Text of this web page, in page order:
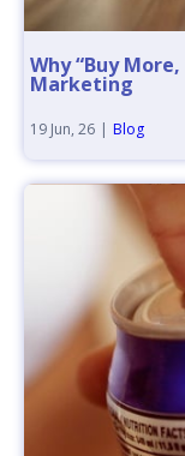
Why “Buy
Marketing
19 Jun, 26 | Blog